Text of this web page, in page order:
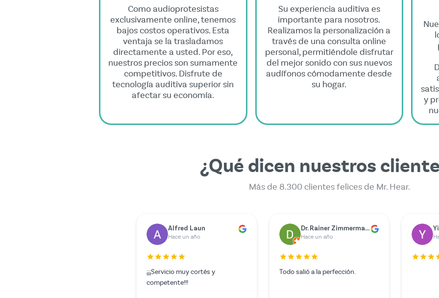
Como audioprotesistas
exclusivamente online, tenemos
bajos costos operativos. Esta
ventaja se la trasladamos
directamente a usted. Por eso,
nuestros precios son sumamente
competitivos. Disfrute de
tecnología auditiva superior sin
afectar su economía.
Su experiencia auditiva es
importante para nosotros.
Realizamos la personalización a
través de una consulta online
personal, permitiéndole disfrutar
del mejor sonido con sus nuevos
audífonos cómodamente desde
su hogar.
y
¿Qué dicen nuestros
Más de 8.300 clientes felices de Mr. Hear.
Yilmazer Yilmazer
Hace un año
Marie Berger
Hace un año
El servicio fue excepcional y no